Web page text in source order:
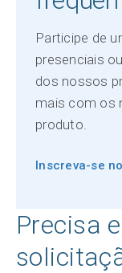
Participe de
presenciais
dos nossos
mais com os
produto.
Inscreva-se
Precisa